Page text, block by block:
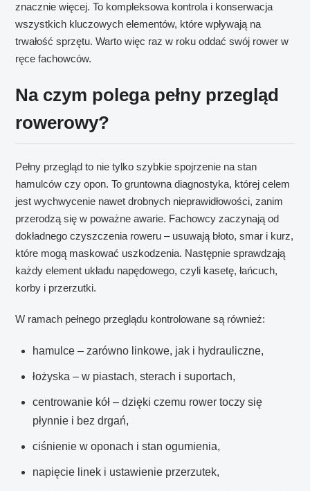
znacznie więcej. To kompleksowa kontrola i konserwacja
wszystkich kluczowych elementów, które wpływają na
trwałość sprzętu. Warto więc raz w roku oddać swój rower w
ręce fachowców.
Na czym polega pełny przegląd
rowerowy?
Pełny przegląd to nie tylko szybkie spojrzenie na stan
hamulców czy opon. To gruntowna diagnostyka, której celem
jest wychwycenie nawet drobnych nieprawidłowości, zanim
przerodzą się w poważne awarie. Fachowcy zaczynają od
dokładnego czyszczenia roweru – usuwają błoto, smar i kurz,
które mogą maskować uszkodzenia. Następnie sprawdzają
każdy element układu napędowego, czyli kasetę, łańcuch,
korby i przerzutki.
W ramach pełnego przeglądu kontrolowane są również:
hamulce – zarówno linkowe, jak i hydrauliczne,
łożyska – w piastach, sterach i suportach,
centrowanie kół – dzięki czemu rower toczy się
płynnie i bez drgań,
ciśnienie w oponach i stan ogumienia,
napięcie linek i ustawienie przerzutek,